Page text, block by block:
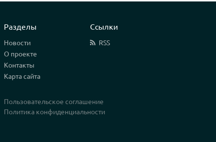
Разделы
Новости
О проекте
Контакты
Карта сайта
Ссылки
RSS
Пользовательское соглашение
Политика конфиденциальности